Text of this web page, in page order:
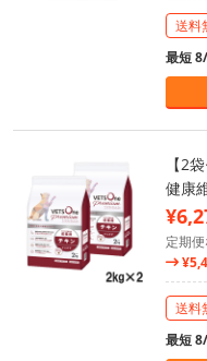
送料
最短
【2
健康
定期
送料
最短